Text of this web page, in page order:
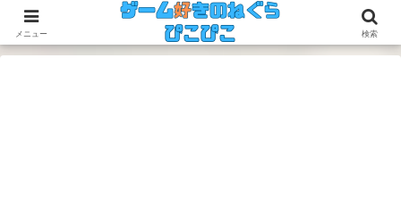
今のゲームも昔のゲームも面白い！
メニュー 検索